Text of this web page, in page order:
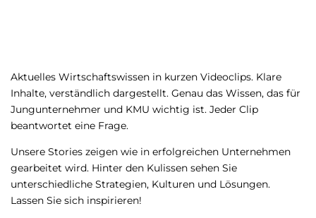
Aktuelles Wirtschaftswissen in kurzen Videoclips. Klare
Inhalte, verständlich dargestellt. Genau das Wissen, das für
Jungunternehmer und KMU wichtig ist. Jeder Clip
beantwortet eine Frage.
Unsere Stories zeigen wie in erfolgreichen Unternehmen
gearbeitet wird. Hinter den Kulissen sehen Sie
unterschiedliche Strategien, Kulturen und Lösungen.
Lassen Sie sich inspirieren!